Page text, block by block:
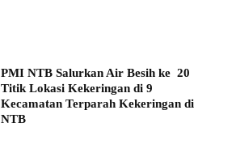
PMI NTB Salurkan Air Besih ke 20
Titik Lokasi Kekeringan di 9
Kecamatan Terparah Kekeringan di
NTB